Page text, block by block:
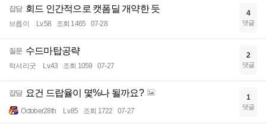
잡담 회드 인간적으로 캣폼딜 개약한 듯
브릅이 Lv.58 조회 1465 07-28
4
댓글
질문 수드마탑공략
럭셔리굿 Lv.43 조회 1059 07-27
2
댓글
잡담 요건 드랍율이 몇%나 될까요?
October28th Lv.85 조회 1722 07-27
1
댓글